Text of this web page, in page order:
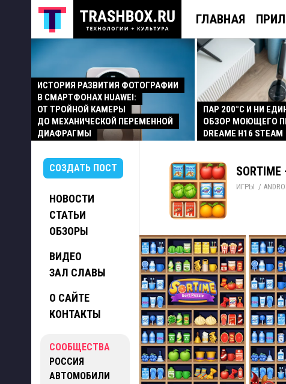
ГЛАВНАЯ
ИСТОРИЯ РАЗВИТИЯ ФОТОГРАФИИ
В СМАРТФОНАХ HUAWEI:
ОТ ТРОЙНОЙ КАМЕРЫ
ДО МЕХАНИЧЕСКОЙ ПЕРЕМЕННОЙ
ДИАФРАГМЫ
ПАР 200°C И НИ
ОБЗОР МОЮЩЕГО
DREAME H16 STEAM
СОЗДАТЬ ПОСТ
НОВОСТИ
СТАТЬИ
ОБЗОРЫ
ВИДЕО
ЗАЛ СЛАВЫ
О САЙТЕ
КОНТАКТЫ
СООБЩЕСТВА
РОССИЯ
АВТОМОБИЛИ
SORTIME
ИГРЫ /